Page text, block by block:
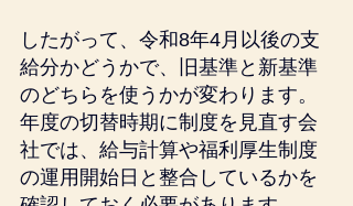
したがって、令和8年4月以後の支
給分かどうかで、旧基準と新基準
のどちらを使うかが変わります。
年度の切替時期に制度を見直す会
社では、給与計算や福利厚生制度
の運用開始日と整合しているかを